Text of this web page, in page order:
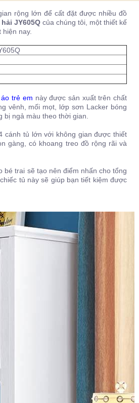
rộng lớn để cất đặt được nhiều đồ
JY605Q của chúng tôi, một thiết kế
nay.
trẻ em này được sản xuất trên chất
vênh, mối mọt, lớp sơn Lacker bóng
ngả màu theo thời gian.
cánh tủ lớn với không gian được thiết
gàng, có khoang treo đồ rộng rãi và
trai sẽ tạo nên điểm nhấn cho tổng
tủ này sẽ giúp bạn tiết kiệm được